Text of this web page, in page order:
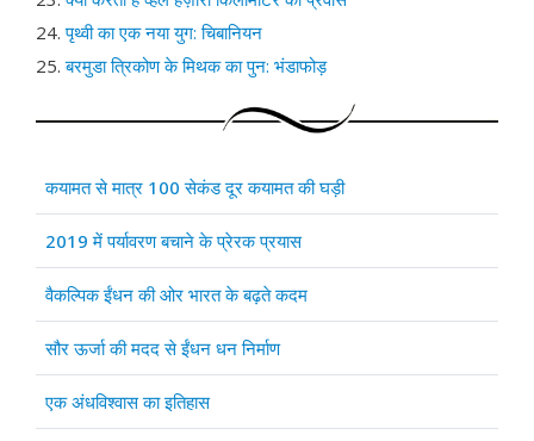
24.पृथ्वी का एक नया युग: चिबानियन
25.बरमुडा त्रिकोण के मिथक का पुन: भंडाफोड़
Title
कयामत से मात्र 100 सेकंड दूर कयामत की घड़ी
2019 में पर्यावरण बचाने के प्रेरक प्रयास
वैकल्पिक ईंधन की ओर भारत के बढ़ते कदम
सौर ऊर्जा की मदद से ईंधन धन निर्माण
एक अंधविश्वास का इतिहास